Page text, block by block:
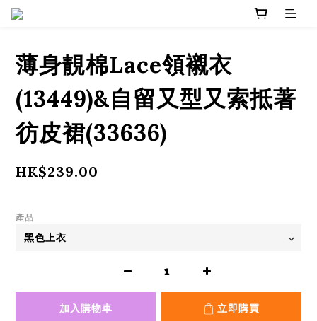
薄身靚棉Lace領襯衣
(13449)&自留又型又索抵著
彷皮裙(33636)
HK$239.00
產品
加入購物車 立即購買